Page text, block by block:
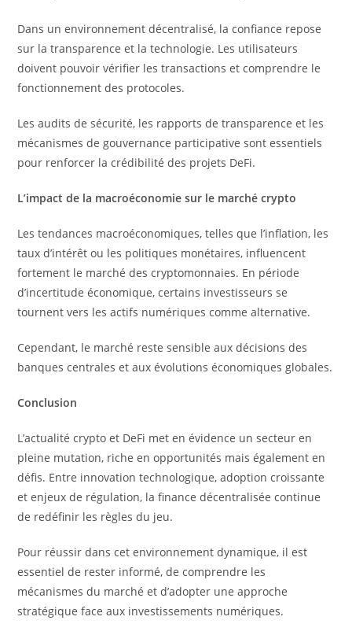
Dans un environnement décentralisé, la confiance repose
sur la transparence et la technologie. Les utilisateurs
doivent pouvoir vérifier les transactions et comprendre le
fonctionnement des protocoles.
Les audits de sécurité, les rapports de transparence et les
mécanismes de gouvernance participative sont essentiels
pour renforcer la crédibilité des projets DeFi.
L’impact de la macroéconomie sur le marché crypto
Les tendances macroéconomiques, telles que l’inflation, les
taux d’intérêt ou les politiques monétaires, influencent
fortement le marché des cryptomonnaies. En période
d’incertitude économique, certains investisseurs se
tournent vers les actifs numériques comme alternative.
Cependant, le marché reste sensible aux décisions des
banques centrales et aux évolutions économiques globales.
Conclusion
L’actualité crypto et DeFi met en évidence un secteur en
pleine mutation, riche en opportunités mais également en
défis. Entre innovation technologique, adoption croissante
et enjeux de régulation, la finance décentralisée continue
de redéfinir les règles du jeu.
Pour réussir dans cet environnement dynamique, il est
essentiel de rester informé, de comprendre les
mécanismes du marché et d’adopter une approche
stratégique face aux investissements numériques.